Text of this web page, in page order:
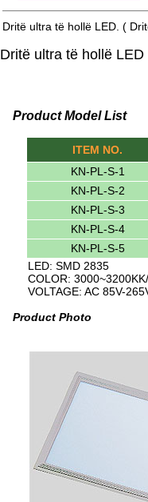
Dritë ultra të hollë LED. (
Dritë ultra të hollë LED
Product Model List
ITEM NO.
KN-PL-S-1
KN-PL-S-2
KN-PL-S-3
KN-PL-S-4
KN-PL-S-5
LED: SMD 2835
COLOR:
VOLTAGE: AC 85V-
Product Photo